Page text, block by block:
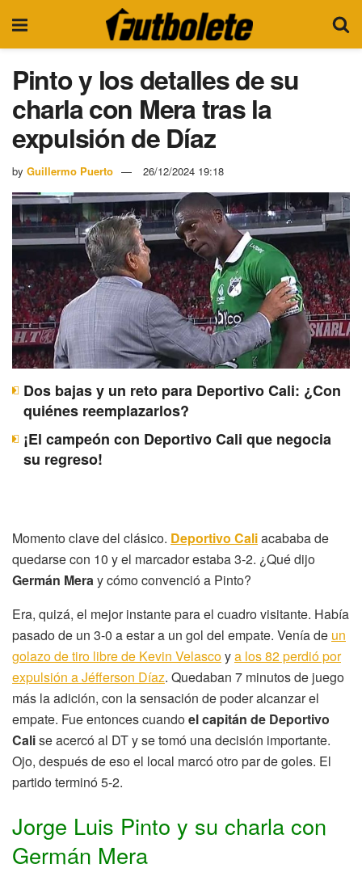
Pinto y los detalles de su
charla con Mera tras la
expulsión de Díaz
by Guillermo Puerto 26/12/2024 19:18
Dos bajas y un reto para Deportivo Cali: ¿Con
quiénes reemplazarlos?
¡El campeón con Deportivo Cali que negocia
su regreso!
Momento clave del clásico. Deportivo Caliacababa de
quedarse con 10 y el marcador estaba 3-2. ¿Qué dijo
Germán Meray cómo convenció a Pinto?
Era, quizá, el mejor instante para el cuadro visitante. Había
pasado de un 3-0 a estar a un gol del empate. Venía de un
golazo de tiro libre de Kevin Velascoya los 82 perdió por
expulsión a Jéfferson Díaz. Quedaban 7 minutos de juego
más la adición, con la sensación de poder alcanzar el
empate. Fue entonces cuandoel capitán de Deportivo
Calise acercó al DT y se tomó una decisión importante.
Ojo, después de eso el local marcó otro par de goles. El
partido terminó 5-2.
Jorge Luis Pinto y su charla con
Germán Mera